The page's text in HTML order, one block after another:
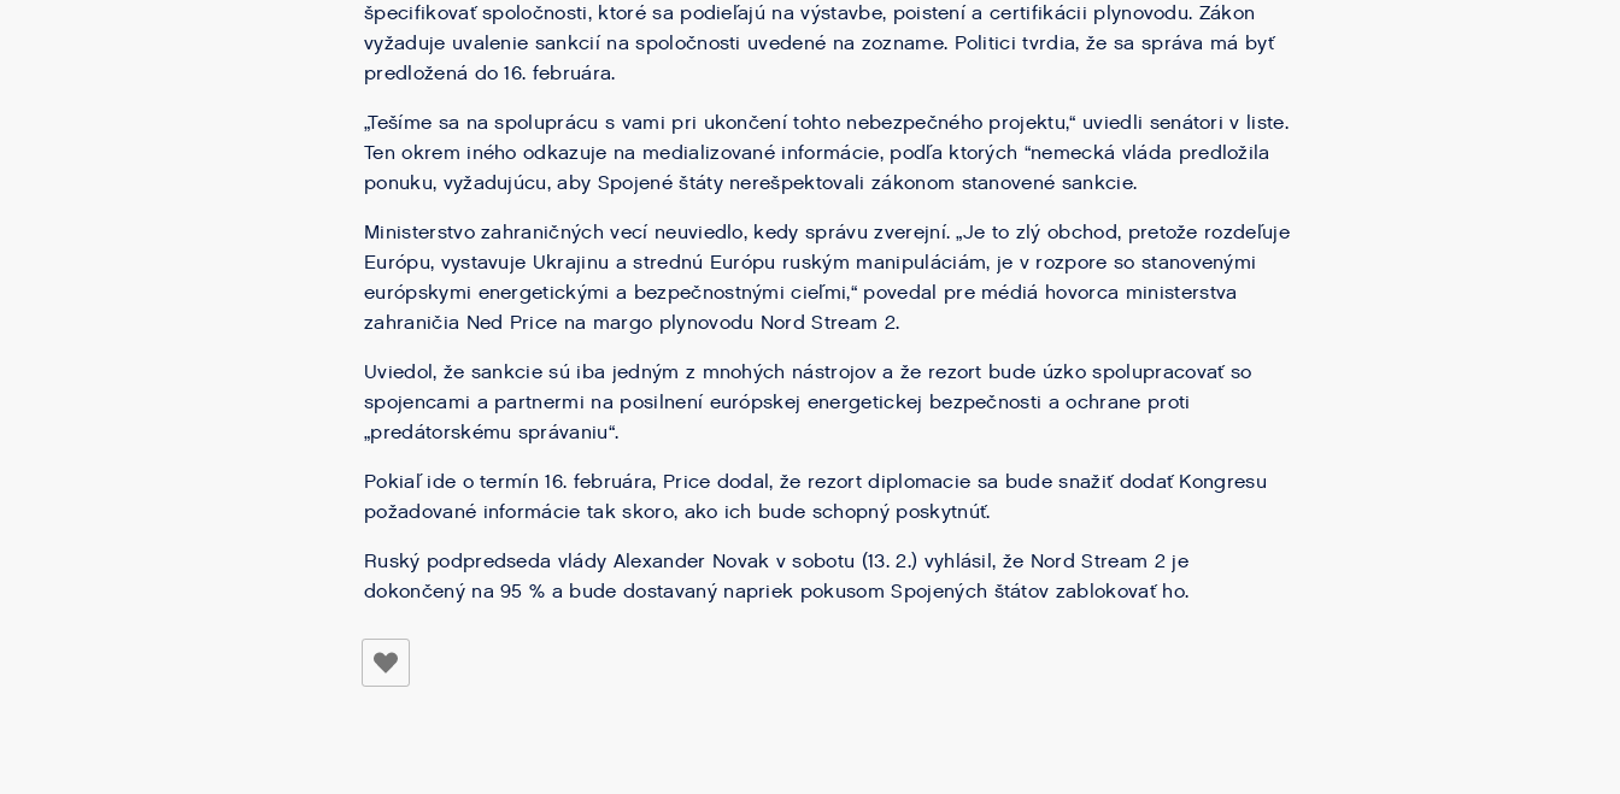
špecifikovať spoločnosti, ktoré sa podieľajú na výstavbe, poistení a certifikácii plynovodu. Zákon
vyžaduje uvalenie sankcií na spoločnosti uvedené na zozname. Politici tvrdia, že sa správa má byť
predložená do 16. februára.
„Tešíme sa na spoluprácu s vami pri ukončení tohto nebezpečného projektu,“ uviedli senátori v liste.
Ten okrem iného odkazuje na medializované informácie, podľa ktorých “nemecká vláda predložila
ponuku, vyžadujúcu, aby Spojené štáty nerešpektovali zákonom stanovené sankcie.
Ministerstvo zahraničných vecí neuviedlo, kedy správu zverejní. „Je to zlý obchod, pretože rozdeľuje
Európu, vystavuje Ukrajinu a strednú Európu ruským manipuláciám, je v rozpore so stanovenými
európskymi energetickými a bezpečnostnými cieľmi,“ povedal pre médiá hovorca ministerstva
zahraničia Ned Price na margo plynovodu Nord Stream 2.
Uviedol, že sankcie sú iba jedným z mnohých nástrojov a že rezort bude úzko spolupracovať so
spojencami a partnermi na posilnení európskej energetickej bezpečnosti a ochrane proti
„predátorskému správaniu“.
Pokiaľ ide o termín 16. februára, Price dodal, že rezort diplomacie sa bude snažiť dodať Kongresu
požadované informácie tak skoro, ako ich bude schopný poskytnúť.
Ruský podpredseda vlády Alexander Novak v sobotu (13. 2.) vyhlásil, že Nord Stream 2 je
dokončený na 95 % a bude dostavaný napriek pokusom Spojených štátov zablokovať ho.